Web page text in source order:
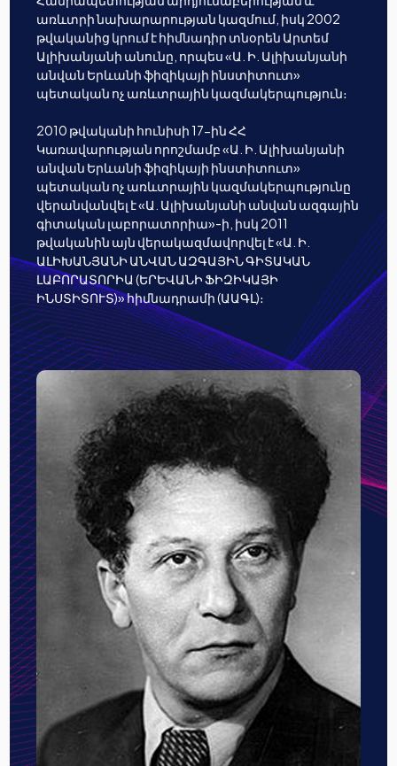
առևտրի նախարարության կազմում, իսկ 2002
թվականից կրում է հիմնադիր տնօրեն Արտեմ
Ալիխանյանի անունը, որպես «Ա. Ի. Ալիխանյանի
անվան Երևանի ֆիզիկայի ինստիտուտ»
պետական ոչ առևտրային կազմակերպություն։
2010 թվականի հունիսի 17-ին ՀՀ
Կառավարության որոշմամբ «Ա. Ի. Ալիխանյանի
անվան Երևանի ֆիզիկայի ինստիտուտ»
պետական ոչ առևտրային կազմակերպությունը
վերանվանվել է «Ա. Ալիխանյանի անվան ազգային
գիտական լաբորատորիա»-ի, իսկ 2011
թվականին այն վերակազմավորվել է «Ա. Ի.
ԱԼԻԽԱՆՅԱՆԻ ԱՆՎԱՆ ԱԶԳԱՅԻՆ ԳԻՏԱԿԱՆ
ԼԱԲՈՐԱՏՈՐԻԱ (ԵՐԵՎԱՆԻ ՖԻԶԻԿԱՅԻ
ԻՆՍՏԻՏՈՒՏ)» հիմնադրամի (ԱԱԳԼ)։